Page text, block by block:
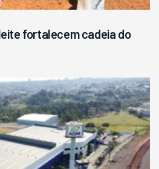
fortalecem cadeia do